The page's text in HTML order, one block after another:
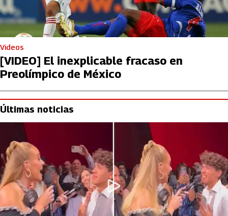
Videos
[VIDEO] El inexplicable fracaso en
Preolímpico de México
Últimas noticias